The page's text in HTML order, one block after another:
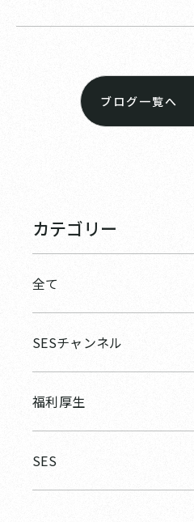
ブログ一覧へ
カテゴリー
全て
SESチャンネル
福利厚生
SES